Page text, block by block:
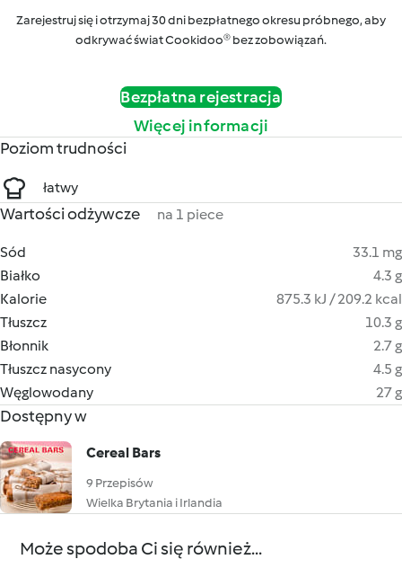
Zarejestruj się i otrzymaj 30 dni bezpłatnego okresu próbnego, aby
odkrywać świat Cookidoo® bez zobowiązań.
Bezpłatna rejestracja
Więcej informacji
Poziom trudności
łatwy
Wartości odżywcze na 1 piece
Sód
33.1 mg
Białko
4.3 g
Kalorie
875.3 kJ / 209.2 kcal
Tłuszcz
10.3 g
Błonnik
2.7 g
Tłuszcz nasycony
4.5 g
Węglowodany
27 g
Dostępny w
Cereal Bars
9 Przepisów
Wielka Brytania i Irlandia
Może spodoba Ci się również...